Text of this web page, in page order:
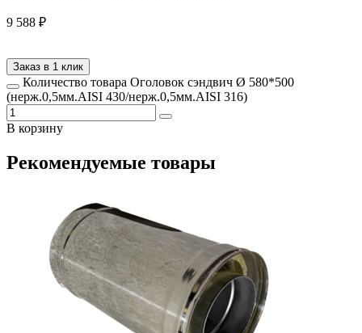
9 588 ₽
Заказ в 1 клик
Количество товара Оголовок сэндвич Ø 580*500
(нерж.0,5мм.AISI 430/нерж.0,5мм.AISI 316)
В корзину
Рекомендуемые товары